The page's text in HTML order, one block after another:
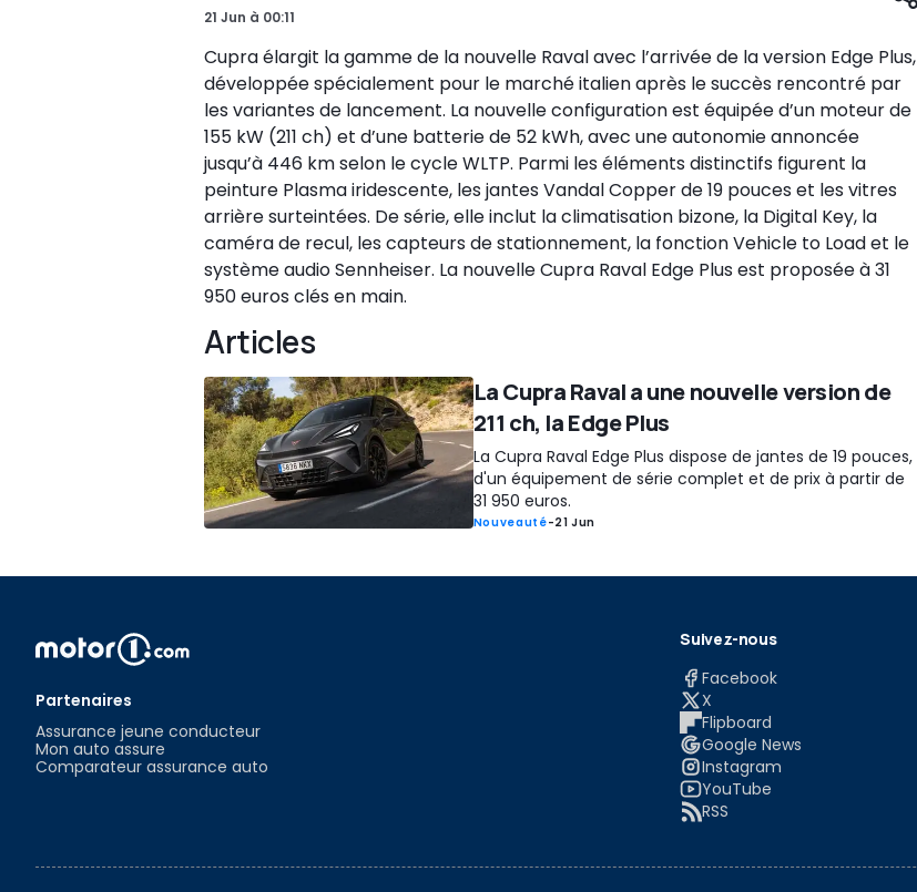
21 Jun à 00:11
Cupra élargit la gamme de la nouvelle Raval avec l’arrivée de la version Edge Plus,
développée spécialement pour le marché italien après le succès rencontré par
les variantes de lancement. La nouvelle configuration est équipée d’un moteur de
155 kW (211 ch) et d’une batterie de 52 kWh, avec une autonomie annoncée
jusqu’à 446 km selon le cycle WLTP. Parmi les éléments distinctifs figurent la
peinture Plasma iridescente, les jantes Vandal Copper de 19 pouces et les vitres
arrière surteintées. De série, elle inclut la climatisation bizone, la Digital Key, la
caméra de recul, les capteurs de stationnement, la fonction Vehicle to Load et le
système audio Sennheiser. La nouvelle Cupra Raval Edge Plus est proposée à 31
950 euros clés en main.
Articles
La Cupra Raval a une nouvelle version de
211 ch, la Edge Plus
La Cupra Raval Edge Plus dispose de jantes de 19 pouces,
d'un équipement de série complet et de prix à partir de
31 950 euros.
Nouveauté-21 Jun
Partenaires
Assurance jeune conducteur
Mon auto assure
Comparateur assurance auto
Suivez-nous
Facebook
X
Flipboard
Google News
Instagram
YouTube
RSS